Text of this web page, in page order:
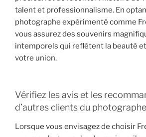
talent et professionnalisme. En
photographe expérimenté comme
vous assurez des souvenirs
intemporels qui reflètent la beauté et
votre union.
Vérifiez les avis et les
d’autres clients du
Lorsque vous envisagez de choisir